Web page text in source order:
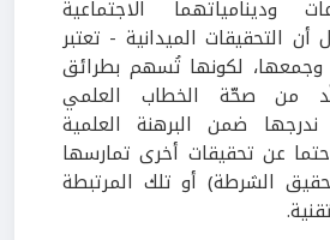
ودينامياتهما الاجتماعية
أن التحقيقات الميدانية - تعتبر
وجمعها، لكونها تُسهم بطرائق
من صحّة الخطاب العلمي
ندرجها ضمن البرهنة العلمية
حتما عن تحقيقات أخرى تمارسها
الشرطة) أو تلك المرتبطة